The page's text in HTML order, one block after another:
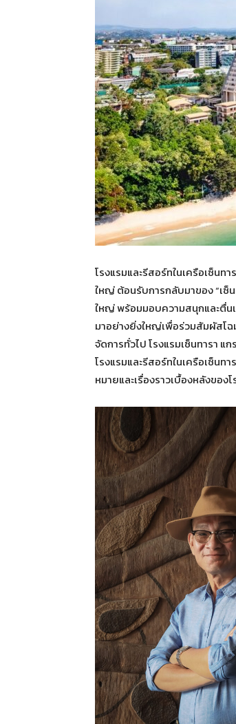
โรงแรมและรีสอร์ทในเครือเซ็น
ใหญ่ ต้อนรับการกลับมาของ “เซ็
ใหญ่ พร้อมมอบความสนุกและตื่น
มาอย่างยิ่งใหญ่เพื่อร่วมสัมผัสโ
จัดการทั่วไป โรงแรมเซ็นทารา แ
โรงแรมและรีสอร์ทในเครือเซ็นท
หมายและเรื่องราวเบื้องหลังของโ